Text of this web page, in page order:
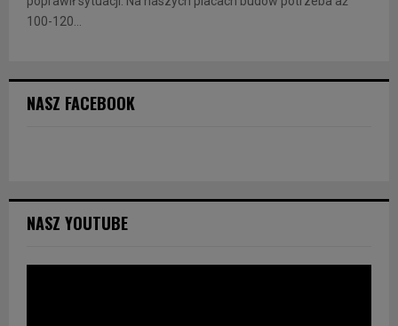
100-120...
NASZ FACEBOOK
NASZ YOUTUBE